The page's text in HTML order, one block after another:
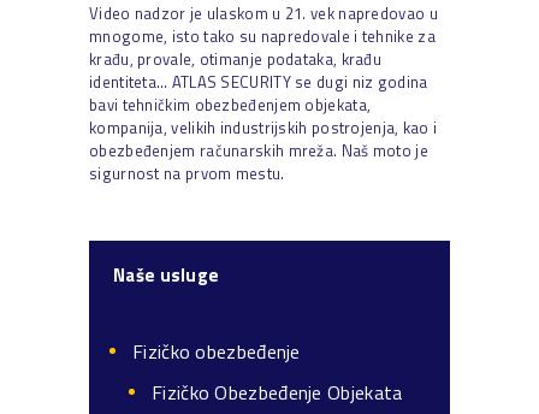
Video nadzor je ulaskom u 21. vek napredovao u
mnogome, isto tako su napredovale i tehnike za
krađu, provale, otimanje podataka, krađu
identiteta… ATLAS SECURITY se dugi niz godina
bavi tehničkim obezbeđenjem objekata,
kompanija, velikih industrijskih postrojenja, kao i
obezbeđenjem računarskih mreža. Naš moto je
sigurnost na prvom mestu.
Naše usluge
Fizičko obezbeđenje
Fizičko Obezbeđenje Objekata